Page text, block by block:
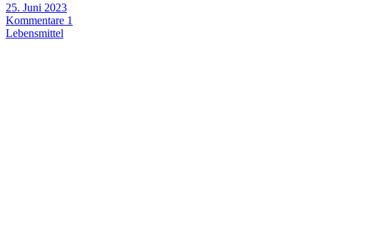
25. Juni 2023
Kommentare 1
Lebensmittel